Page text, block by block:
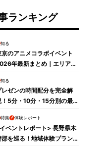
ランキング
知る
京のアニメコラボイベント
年最新まとめ｜エリア別
知る
レゼンの時間配分を完全解
！5分・10分・15分別の最
特集 体験レポート
ベントレポート> 長野県木
郡を巡る！地域体験プラン